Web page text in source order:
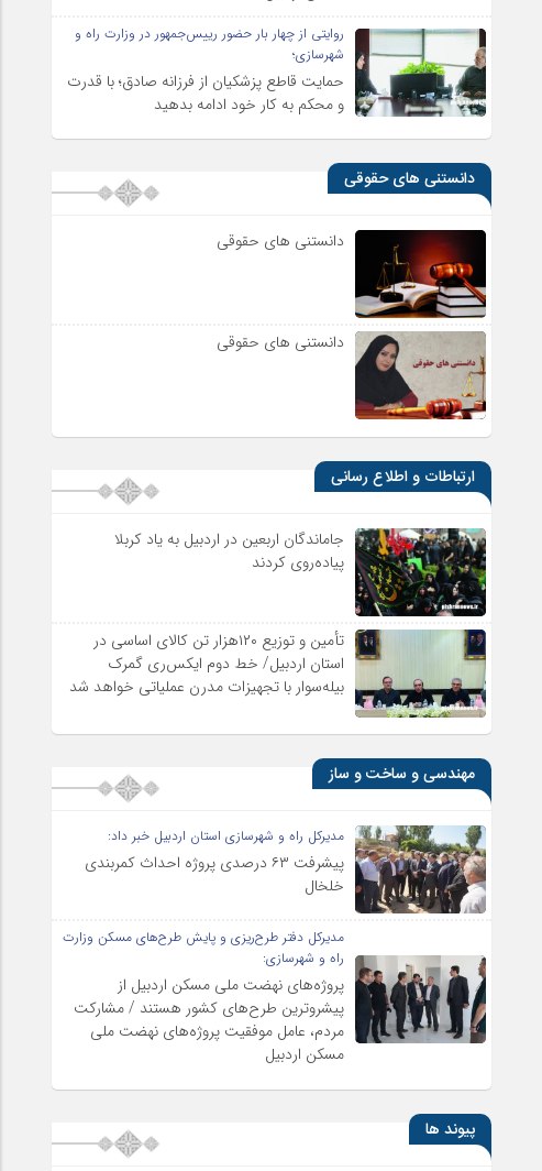
روایتی از چهار بار حضور رییس‌جمهور در وزارت راه و
شهرسازی؛
حمایت قاطع پزشکیان از فرزانه صادق؛ با قدرت
و محکم به کار خود ادامه بدهید
دانستنی های حقوقی
دانستنی های حقوقی
دانستنی های حقوقی
ارتباطات و اطلاع رسانی
جاماندگان اربعین در اردبیل به یاد کربلا
پیاده‌روی کردند
تأمین و توزیع ۱۲۰هزار تن کالای اساسی در
استان اردبیل/ خط دوم ایکس‌ری گمرک
بیله‌سوار با تجهیزات مدرن عملیاتی خواهد شد
مهندسی و ساخت و ساز
مدیرکل راه و شهرسازی استان اردبیل خبر داد:
پیشرفت ۶۳ درصدی پروژه احداث کمربندی
خلخال
مدیرکل دفتر طرح‌ریزی و پایش طرح‌های مسکن وزارت
راه و شهرسازی:
پروژه‌های نهضت ملی مسکن اردبیل از
پیشروترین طرح‌های کشور هستند / مشارکت
مردم، عامل موفقیت پروژه‌های نهضت ملی
مسکن اردبیل
پیوند ها